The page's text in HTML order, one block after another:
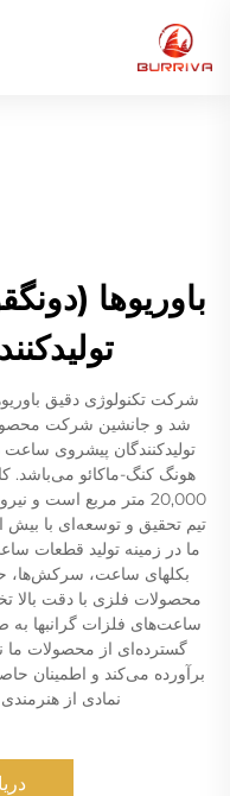
باوریوها
شد و جانشین شرکت
تولیدکنندگان پیشروی
هونگ کنگ-ماکائو می‌باشد.
ما در زمینه تولید قطعات
بکلهای ساعت، سرکش‌ها،
محصولات فلزی با دقت بالا
گسترده‌ای از محصولات ما
برآورده می‌کند و اطمینان
نمادی از